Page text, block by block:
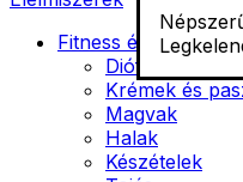
Fitness élelmiszer
Diófélék
Krémek és
Magvak
Halak
Készételek